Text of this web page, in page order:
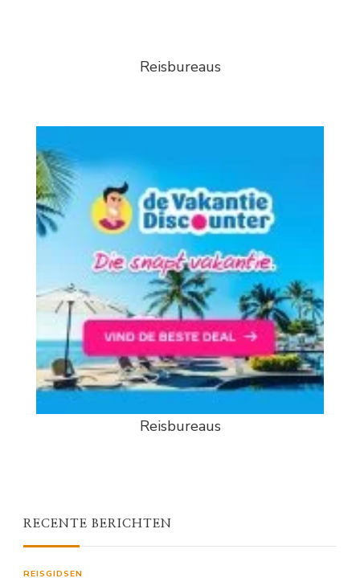
Reisbureaus
Reisbureaus
RECENTE BERICHTEN
REISGIDSEN